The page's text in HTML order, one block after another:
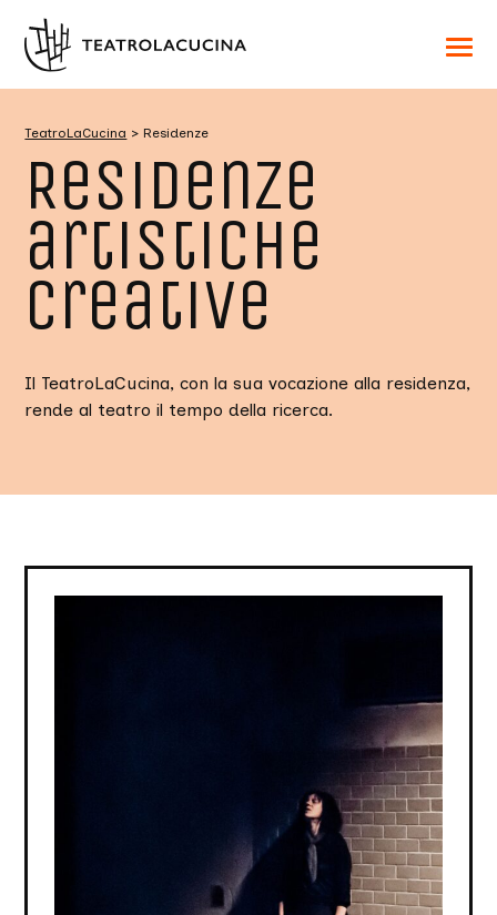
menu
TeatroLaCucina > Residenze
Residenze
artistiche
creative
Il TeatroLaCucina, con la sua vocazione alla residenza,
rende al teatro il tempo della ricerca.